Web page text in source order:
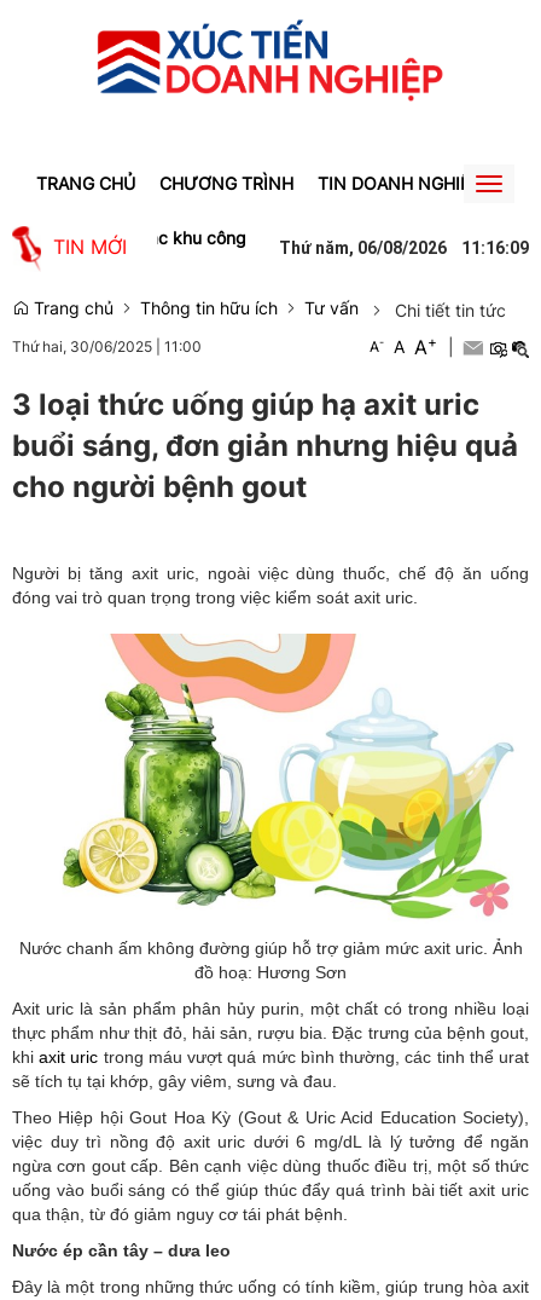
TRANG CHỦ CHƯƠNG TRÌNH TIN DOANH NGHIỆP Toggle
TIN MỚI
trong các khu công nghiệp ở Lâm Đồng săn đón Lào
Thứ năm, 06/08/2026 11 :16:09
Trang chủ Thông tin hữu ích Tư vấn Chi tiết tin tức
Thứ hai, 30/06/2025 11:00 A- A A+
3 loại thức uống giúp hạ axit uric
buổi sáng, đơn giản nhưng hiệu quả
cho người bệnh gout
Người bị tăng axit uric, ngoài việc dùng thuốc, chế độ ăn uống
đóng vai trò quan trọng trong việc kiểm soát axit uric.
Nước chanh ấm không đường giúp hỗ trợ giảm mức axit uric. Ảnh
đồ hoạ: Hương Sơn
Axit uric là sản phẩm phân hủy purin, một chất có trong nhiều loại
thực phẩm như thịt đỏ, hải sản, rượu bia. Đặc trưng của bệnh gout,
khiaxit uric trong máu vượt quá mức bình thường, các tinh thể urat
sẽ tích tụ tại khớp, gây viêm, sưng và đau.
Theo Hiệp hội Gout Hoa Kỳ (Gout & Uric Acid Education Society),
việc duy trì nồng độ axit uric dưới 6 mg/dL là lý tưởng để ngăn
ngừa cơn gout cấp. Bên cạnh việc dùng thuốc điều trị, một số thức
uống vào buổi sáng có thể giúp thúc đẩy quá trình bài tiết axit uric
qua thận, từ đó giảm nguy cơ tái phát bệnh.
Nước ép cần tây – dưa leo
Đây là một trong những thức uống có tính kiềm, giúp trung hòa axit